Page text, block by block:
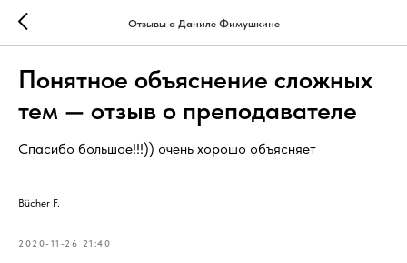
Отзывы о Даниле Фимушкине
Понятное объяснение сложных
тем — отзыв о преподавателе
Спасибо большое!!!)) очень хорошо объясняет
Bücher F.
2020-11-26 21:40